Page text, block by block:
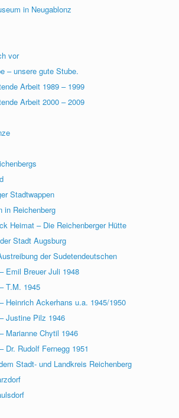
in Neugablonz
vor
– unsere gute Stube.
Arbeit 1989 – 1999
Arbeit 2000 – 2009
Stadtwappen
in Reichenberg
Heimat – Die Reichenberger Hütte
Stadt Augsburg
der Sudetendeutschen
Emil Breuer Juli 1948
T.M. 1945
Heinrich Ackerhans u.a. 1945/1950
Justine Pilz 1946
Marianne Chytil 1946
Dr. Rudolf Fernegg 1951
Stadt- und Landkreis Reichenberg